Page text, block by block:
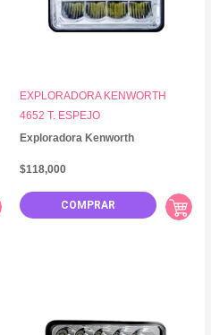
Exploradora Kenworth
EXPLORADORA KENWORTH
4652 T. ESPEJO
COMPRAR
$118,000